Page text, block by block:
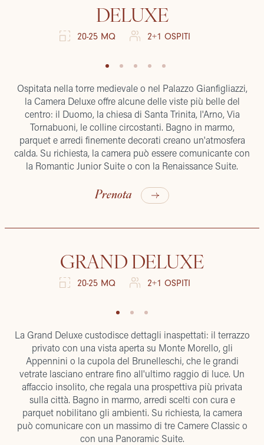
DELUXE
20-25 MQ 2+1 OSPITI
Ospitata nella torre medievale o nel Palazzo Gianfigliazzi,
la Camera Deluxe offre alcune delle viste più belle del
centro: il Duomo, la chiesa di Santa Trinita, l'Arno, Via
Tornabuoni, le colline circostanti. Bagno in marmo,
parquet e arredi finemente decorati creano un'atmosfera
calda. Su richiesta, la camera può essere comunicante con
la Romantic Junior Suite o con la Renaissance Suite.
Prenota
GRAND DELUXE
20-25 MQ 2+1 OSPITI
La Grand Deluxe custodisce dettagli inaspettati: il terrazzo
privato con una vista aperta su Monte Morello, gli
Appennini o la cupola del Brunelleschi, che le grandi
vetrate lasciano entrare fino all'ultimo raggio di luce. Un
affaccio insolito, che regala una prospettiva più privata
sulla città. Bagno in marmo, arredi scelti con cura e
parquet nobilitano gli ambienti. Su richiesta, la camera
può comunicare con un massimo di tre Camere Classic o
con una Panoramic Suite.